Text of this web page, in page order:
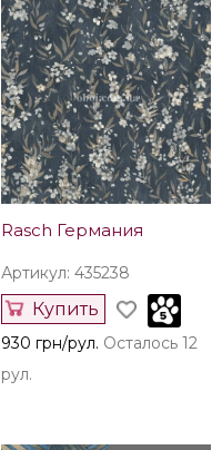
Rasch Германия
Артикул: 435238
Купить
930 грн/рул. Осталось 12
рул.